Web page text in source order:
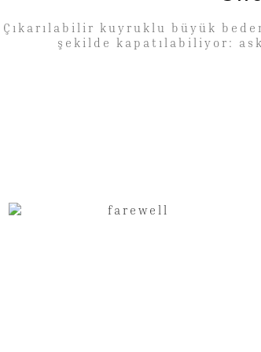
Çıkarılabilir kuyruklu büyük
şekilde kapatılabiliyor: